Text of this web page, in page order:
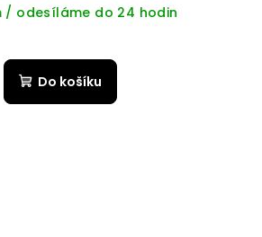
/ odesíláme do 24 hodin
Do košíku